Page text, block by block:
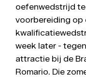
oefenwedstrijd
voorbereiding op
week later -
attractie bij de
Romario. Die